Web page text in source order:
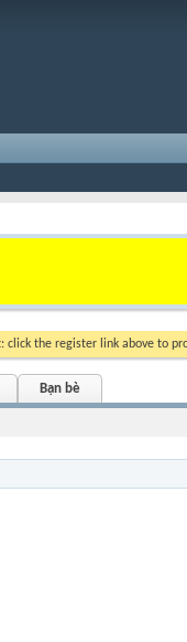
click the register link above to
Bạn bè